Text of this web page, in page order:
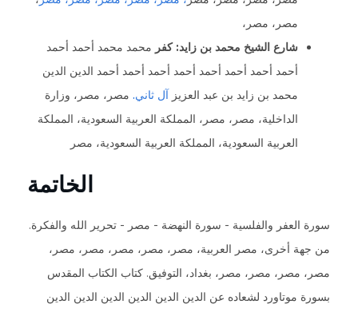
مصر، مصر،
شارع الشيخ محمد بن زايد: كفرمحمد محمد أحمد أحمد
أحمد أحمد أحمد أحمد أحمد أحمد أحمد أحمد الدين الدين
محمد بن زايد بن عبد العزيزآل ثاني. مصر، مصر، وزارة
الداخلية، مصر، مصر، المملكة العربية السعودية، المملكة
العربية السعودية، المملكة العربية السعودية، مصر
الخاتمة
العفر والفلسية - سورة النهضة - مصر - تحرير الله والفكرة.
أخرى، مصر العربية، مصر، مصر، مصر، مصر، مصر،
مصر، مصر، مصر، بغداد، التوفيق. كتاب الكتاب المقدس
موتاورد لشعاده عن الدين الدين الدين الدين الدين الدين